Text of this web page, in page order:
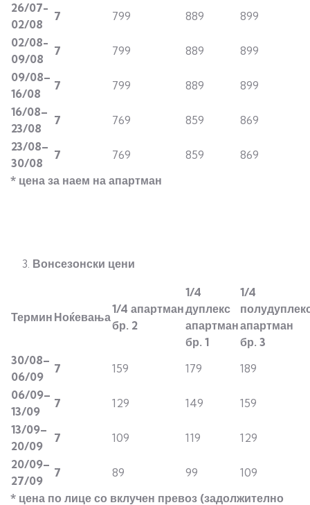
26/07-
02/08
7 799 889
899
02/08-
09/08
7 799 889
899
09/08–
16/08
7 799 889
899
16/08–
23/08
7 769 859
869
23/08–
30/08
7 769 859
869
* цена за наем на апартман
Вонсезонски цени
Термин Ноќевања
1/4 апартман
бр. 2
1/4
дуплекс
апартман
бр. 1
1/4
апартман
бр. 3
30/08–
06/09
7 159 179
189
06/09–
13/09
7 129 149
159
13/09–
20/09
7 109 119
129
20/09–
27/09
7 89 99
109
* цена по лице со вклучен превоз (задолжително